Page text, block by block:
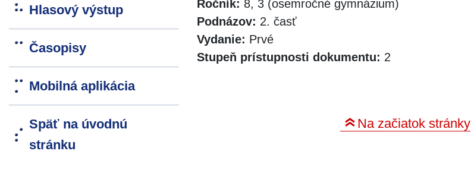
Hlasový výstup
Časopisy
Mobilná aplikácia
Späť na úvodnú
stránku
Ročník: 8, 3 (osemročné gymnázium)
Podnázov: 2. časť
Vydanie: Prvé
Stupeň prístupnosti dokumentu: 2
Na začiatok stránky